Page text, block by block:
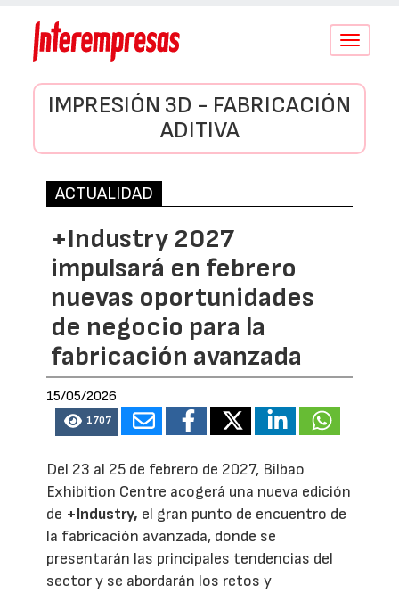
Conmutar
IMPRESIÓN 3D - FABRICACIÓN
ADITIVA
ACTUALIDAD
+Industry 2027
impulsará en febrero
nuevas oportunidades
de negocio para la
fabricación avanzada
15/05/2026
1707
Del 23 al 25 de febrero de 2027, Bilbao
Exhibition Centre acogerá una nueva edición
de +Industry, el gran punto de encuentro de
la fabricación avanzada, donde se
presentarán las principales tendencias del
sector y se abordarán los retos y